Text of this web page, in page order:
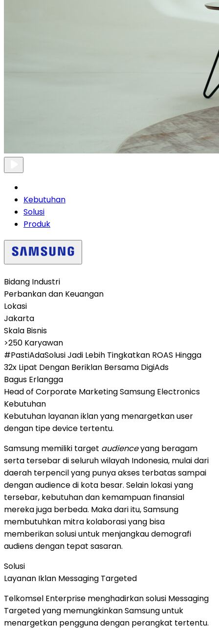
Kebutuhan
Solusi
Produk
Bidang Industri
Perbankan dan Keuangan
Lokasi
Jakarta
Skala Bisnis
>250 Karyawan
#PastiAdaSolusi Jadi Lebih Tingkatkan ROAS Hingga
32x Lipat Dengan Beriklan Bersama DigiAds
Bagus Erlangga
Head of Corporate Marketing Samsung Electronics
Kebutuhan
Kebutuhan layanan iklan yang menargetkan user
dengan tipe device tertentu.
Samsung memiliki target audienceyang beragam
serta tersebar di seluruh wilayah Indonesia, mulai dari
daerah terpencil yang punya akses terbatas sampai
dengan audience di kota besar. Selain lokasi yang
tersebar, kebutuhan dan kemampuan finansial
mereka juga berbeda. Maka dari itu, Samsung
membutuhkan mitra kolaborasi yang bisa
memberikan solusi untuk menjangkau demografi
audiens dengan tepat sasaran.
Solusi
Layanan Iklan Messaging Targeted
Telkomsel Enterprise menghadirkan solusi Messaging
Targetedyang memungkinkan Samsung untuk
menargetkan pengguna dengan perangkat tertentu.